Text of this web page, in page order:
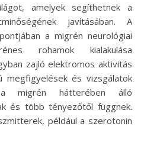
amelyek segíthetnek a
javításában. A
a migrén neurológiai
rohamok kialakulása
zajló elektromos aktivitás
megfigyelések és vizsgálatok
migrén hátterében álló
és több tényezőtől függnek.
például a szerotonin